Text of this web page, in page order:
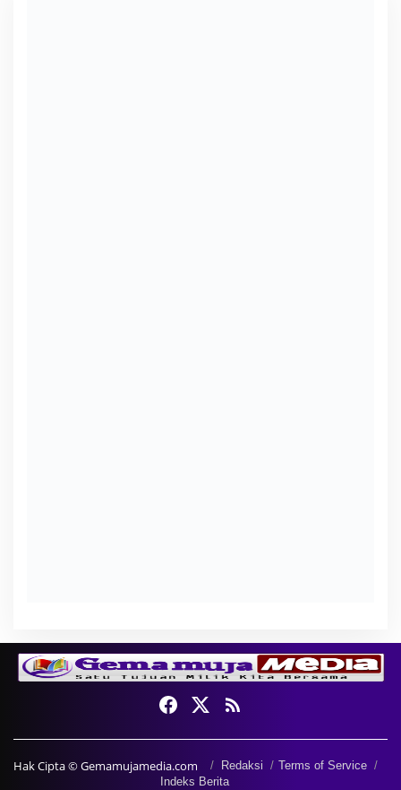
Hak Cipta © Gemamujamedia.com Redaksi
Terms of Service
Indeks Berita